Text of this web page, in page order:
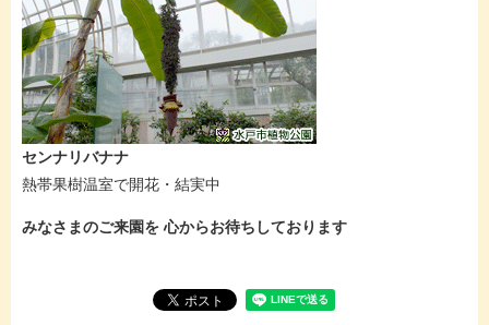
センナリバナナ
熱帯果樹温室で開花・結実中
みなさまのご来園を 心からお待ちしております